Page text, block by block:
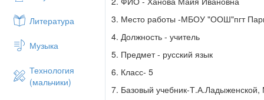
Литература
Музыка
Технология
(мальчики)
3. Место работы -МБОУ "ООШ"пгт
4. Должность - учитель
5. Предмет - русский язык
6. Класс- 5
7. Базовый учебник-